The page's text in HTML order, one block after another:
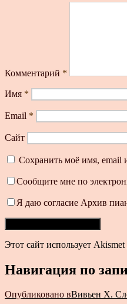
Комментарий *
Имя *
Email *
Сайт
Сохранить моё имя, email
Сообщите мне по
Я даю согласие Архив
Этот сайт использует
Навигация по
Опубликовано вВивьен Х.